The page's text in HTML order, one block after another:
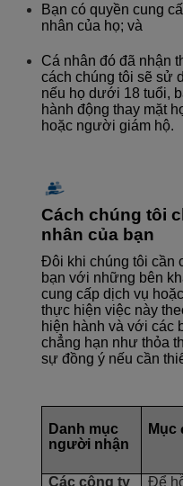
Bạn có quyền cung
nhân của họ; và
Cá nhân đó đã nhận
cách chúng tôi sẽ sử
nếu họ dưới 18 tuổi,
hành động thay mặt
hoặc người giám hộ.
Cách chúng tôi
nhân của bạn
Đôi khi chúng tôi cần
bạn với những bên
cung cấp dịch vụ
thực hiện việc này
hiện hành và với các
chẳng hạn như thỏa
sự đồng ý nếu cần
Danh mục
người nhận
Mục
Các công ty Để